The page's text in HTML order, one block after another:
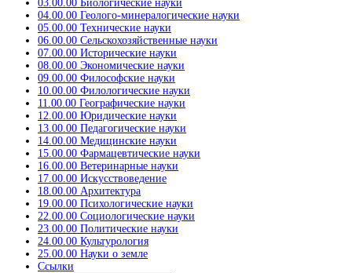
03.00.00 Биологические науки
04.00.00 Геолого-минералогические науки
05.00.00 Технические науки
06.00.00 Сельскохозяйственные науки
07.00.00 Исторические науки
08.00.00 Экономические науки
09.00.00 Философские науки
10.00.00 Филологические науки
11.00.00 Географические науки
12.00.00 Юридические науки
13.00.00 Педагогические науки
14.00.00 Медицинские науки
15.00.00 Фармацевтические науки
16.00.00 Ветеринарные науки
17.00.00 Искусствоведение
18.00.00 Архитектура
19.00.00 Психологические науки
22.00.00 Социологические науки
23.00.00 Политические науки
24.00.00 Культурология
25.00.00 Науки о земле
Ссылки